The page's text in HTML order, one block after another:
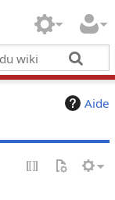
Aide